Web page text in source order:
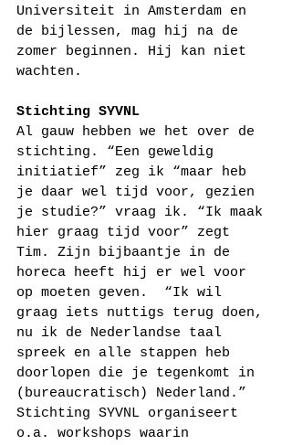
Universiteit in Amsterdam en
de bijlessen, mag hij na de
zomer beginnen. Hij kan niet
wachten.
Stichting SYVNL
Al gauw hebben we het over de
stichting. “Een geweldig
initiatief” zeg ik “maar heb
je daar wel tijd voor, gezien
je studie?” vraag ik. “Ik maak
hier graag tijd voor” zegt
Tim. Zijn bijbaantje in de
horeca heeft hij er wel voor
op moeten geven.  “Ik wil
graag iets nuttigs terug doen,
nu ik de Nederlandse taal
spreek en alle stappen heb
doorlopen die je tegenkomt in
(bureaucratisch) Nederland.”
Stichting SYVNL organiseert
o.a. workshops waarin